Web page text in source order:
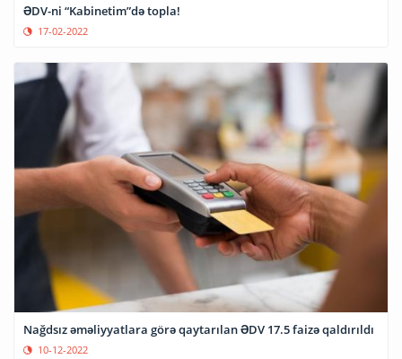
ƏDV-ni “Kabinetim”də topla!
17-02-2022
Nağdsız əməliyyatlara görə qaytarılan ƏDV 17.5 faizə qaldırıldı
10-12-2022